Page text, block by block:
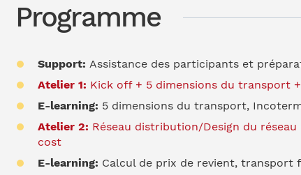
Programme
Support: Assistance des participants et
Atelier 1: Kick off + 5 dimensions du transport
E-learning: 5 dimensions du transport,
Atelier 2: Réseau distribution/Design du
cost
E-learning: Calcul de prix de revient,